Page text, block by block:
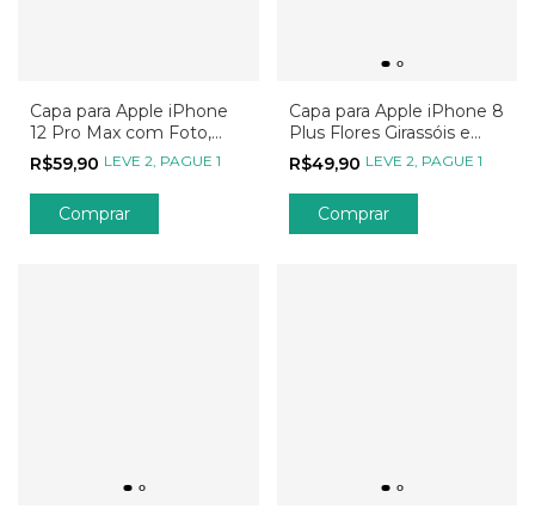
Capa para Apple iPhone
12 Pro Max com Foto,
Sua Arte, Seu Jeito, Sua
Estampa
R$59,90 LEVE 2, PAGUE 1
Comprar
Capa para Apple iPhone 8
Plus Flores Girassóis e
Borboletas
R$49,90 LEVE 2, PAGUE 1
Comprar